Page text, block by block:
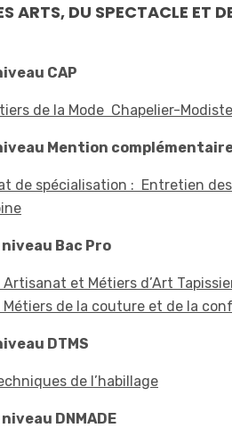
ARTS, DU SPECTACLE ET
CAP
de la Mode Chapelier-Modiste
Mention
de spécialisation : Entretien
Bac Pro
Artisanat et Métiers d’Art
Métiers de la couture et de la
DTMS
de l’habillage
DNMADE